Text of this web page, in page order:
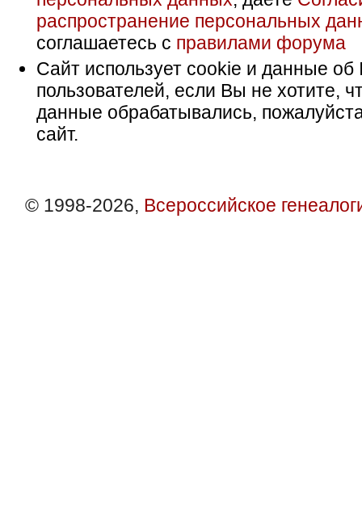
распространение персональных
соглашаетесь с правилами форума
Сайт использует cookie и данные об
пользователей, если Вы не хотите,
данные обрабатывались,
сайт.
© 1998-2026, Всероссийское